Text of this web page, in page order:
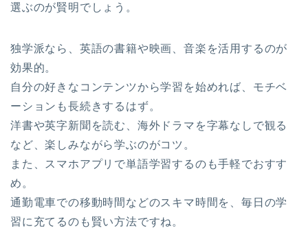
選ぶのが賢明でしょう。
独学派なら、英語の書籍や映画、音楽を活用するのが
効果的。
自分の好きなコンテンツから学習を始めれば、モチベ
ーションも長続きするはず。
洋書や英字新聞を読む、海外ドラマを字幕なしで観る
など、楽しみながら学ぶのがコツ。
また、スマホアプリで単語学習するのも手軽でおすす
め。
通勤電車での移動時間などのスキマ時間を、毎日の学
習に充てるのも賢い方法ですね。